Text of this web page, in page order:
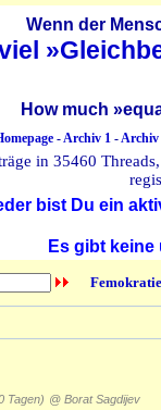
Wenn der
How much
-Archiv 1-Archiv
in 35460
bist Du ein
Es gibt
Tagen) @ Borat Sagdijev